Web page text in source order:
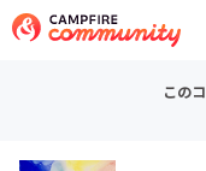
この